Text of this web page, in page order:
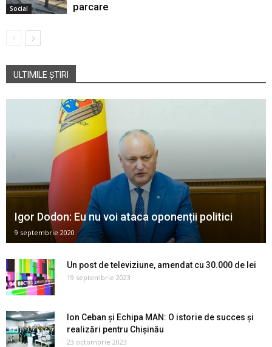
Social
parcare
ULTIMILE ȘTIRI
Igor Dodon: Eu nu voi ataca oponenții politici
9 septembrie 2020
Un post de televiziune, amendat cu 30.000 de lei
19 septembrie 2023
Ion Ceban și Echipa MAN: O istorie de succes și
realizări pentru Chișinău
23 octombrie 2023